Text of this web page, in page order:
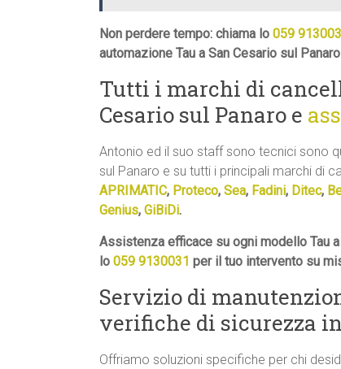
Non perdere tempo: chiama lo 059
automazione Tau a San Cesario sul
Tutti i marchi di
Cesario sul Panaro e
Antonio ed il suo staff sono tecnici sono
sul Panaro e su tutti i principali marchi di
APRIMATIC, Proteco, Sea, Fadini, Ditec,
Genius, GiBiDi.
Assistenza efficace su ogni modello Tau
lo 059 9130031 per il tuo intervento su
Servizio di
verifiche di sicurezza
Offriamo soluzioni specifiche per chi